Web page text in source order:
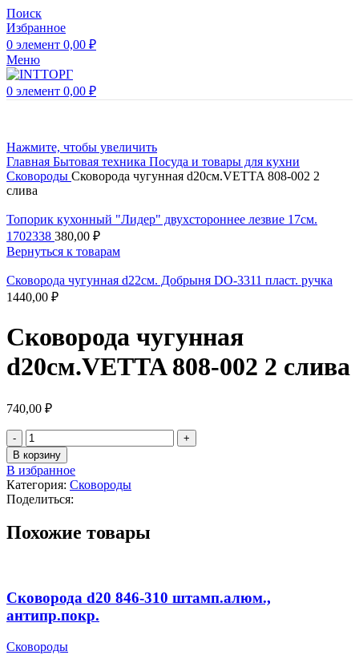
Поиск
Избранное
0 элемент 0,00 ₽
Меню
0 элемент 0,00 ₽
Нажмите, чтобы увеличить
Главная Бытовая техника Посуда и товары для кухни
Сковороды Сковорода чугунная d20см.VETTA 808-002 2
слива
Топорик кухонный "Лидер" двухстороннее лезвие 17см.
1702338 380,00 ₽
Вернуться к товарам
Сковорода чугунная d22см. Добрыня DO-3311 пласт. ручка
1440,00 ₽
Сковорода чугунная
d20см.VETTA 808-002 2 слива
740,00 ₽
В корзину
В избранное
Категория: Сковороды
Поделиться:
Похожие товары
Сковорода d20 846-310 штамп.алюм.,
антипр.покр.
Сковороды